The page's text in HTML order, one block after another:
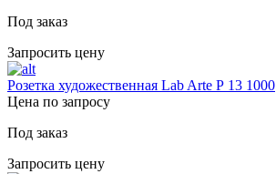
Под заказ
Запросить цену
Розетка художественная Lab Arte Р 13 1000
Цена по запросу
Под заказ
Запросить цену